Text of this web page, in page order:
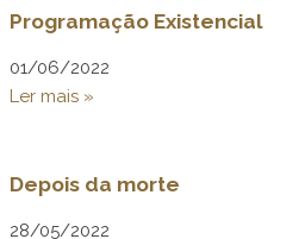
Programação Existencial
01/06/2022
Ler mais »
Depois da morte
28/05/2022